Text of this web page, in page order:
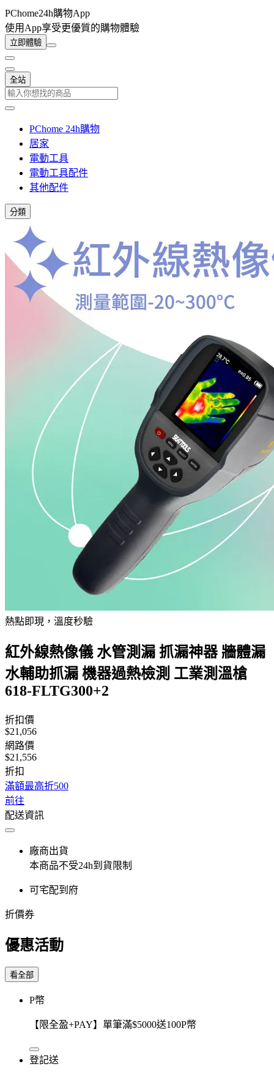
PChome24h購物App
使用App享受更優質的購物體驗
立即體驗
全站
PChome 24h購物
居家
電動工具
電動工具配件
其他配件
分類
熱點即現，溫度秒驗
紅外線熱像儀 水管測漏 抓漏神器 牆體漏
水輔助抓漏 機器過熱檢測 工業測溫槍
618-FLTG300+2
折扣價
$21,056
網路價
$21,556
折扣
滿額最高折500
前往
配送資訊
廠商出貨
本商品不受24h到貨限制
可宅配到府
折價券
優惠活動
看全部
P幣
【限全盈+PAY】單筆滿$5000送100P幣
登記送